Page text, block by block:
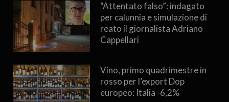
“Attentato falso”: indagato
per calunnia e simulazione di
reato il giornalista Adriano
Cappellari
Vino, primo quadrimestre in
rosso per l’export Dop
europeo: Italia -6,2%